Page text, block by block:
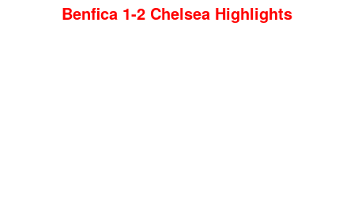
Benfica 1-2 Chelsea Highlights